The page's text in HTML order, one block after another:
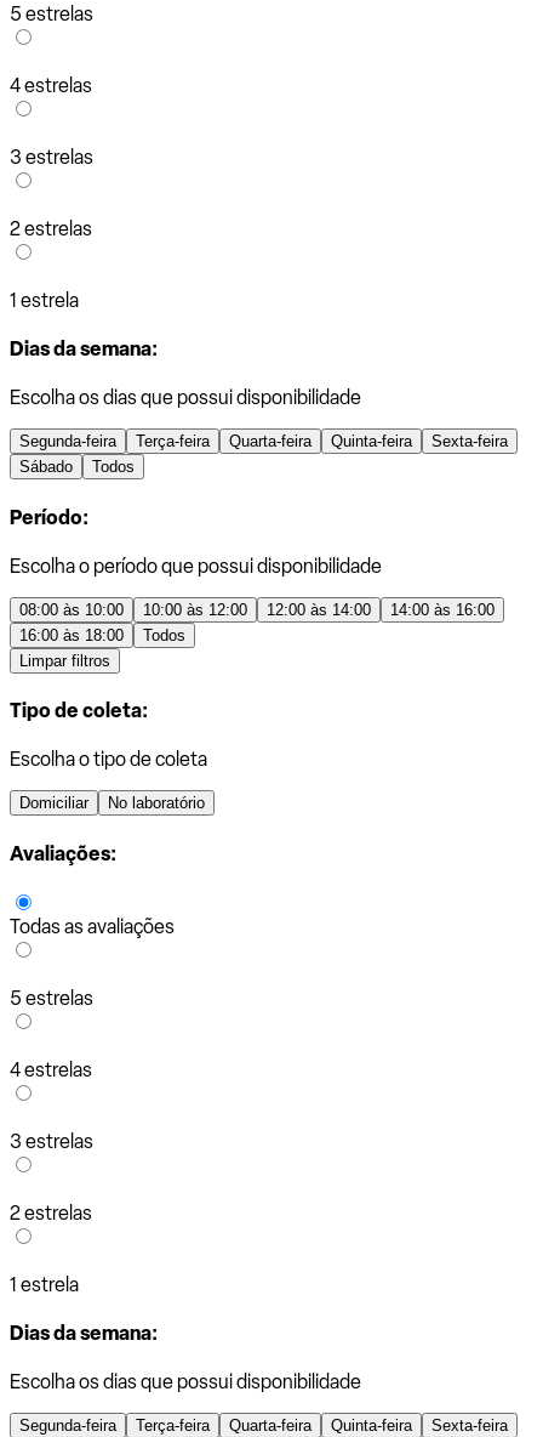
5 estrelas
4 estrelas
3 estrelas
2 estrelas
1 estrela
Dias da semana:
Escolha os dias que possui disponibilidade
Segunda-feira Terça-feira Quarta-feira Quinta-feira
Sexta-feira
Sábado
Todos
Período:
Escolha o período que possui disponibilidade
08:00 às 10:00 10:00 às 12:00 12:00 às 14:00
14:00 às 16:00
16:00 às 18:00
Todos
Limpar filtros
Tipo de coleta:
Escolha o tipo de coleta
Domiciliar No laboratório
Avaliações:
Todas as avaliações
5 estrelas
4 estrelas
3 estrelas
2 estrelas
1 estrela
Dias da semana:
Escolha os dias que possui disponibilidade
Segunda-feira Terça-feira Quarta-feira Quinta-feira
Sexta-feira